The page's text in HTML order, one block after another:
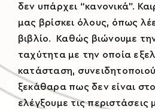
δεν υπάρχει “κανονικά”.
μας βρίσκει όλους, όπως
βιβλίο. Καθώς βιώνουμε
ταχύτητα με την οποία
κατάσταση,
ξεκάθαρα πως δεν είναι
ελέγξουμε τις περιστάσεις